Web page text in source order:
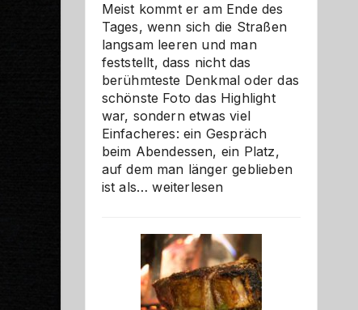
Meist kommt er am Ende des
Tages, wenn sich die Straßen
langsam leeren und man
feststellt, dass nicht das
berühmteste Denkmal oder das
schönste Foto das Highlight
war, sondern etwas viel
Einfacheres: ein Gespräch
beim Abendessen, ein Platz,
auf dem man länger geblieben
ist als…Als
die
Gelegenheit,
neue
weiterlesen